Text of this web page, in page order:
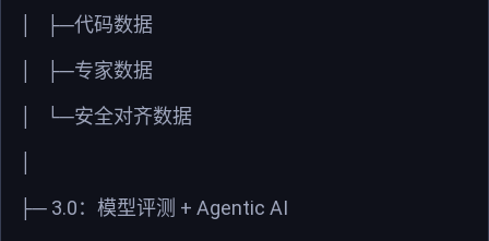
├─代码数据
├─专家数据
└─安全对齐数据
├─ 3.0 ：模型评测 + Agentic AI